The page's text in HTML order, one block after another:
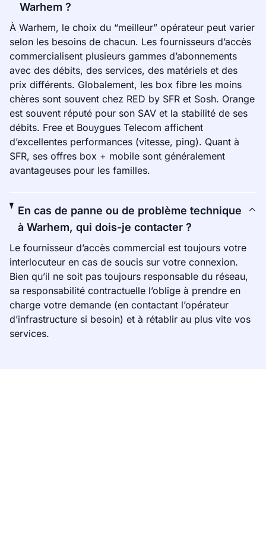
Warhem ?
À Warhem, le choix du “meilleur” opérateur peut varier
selon les besoins de chacun. Les fournisseurs d’accès
commercialisent plusieurs gammes d’abonnements
avec des débits, des services, des matériels et des
prix différents. Globalement, les box fibre les moins
chères sont souvent chez RED by SFR et Sosh. Orange
est souvent réputé pour son SAV et la stabilité de ses
débits. Free et Bouygues Telecom affichent
d’excellentes performances (vitesse, ping). Quant à
SFR, ses offres box + mobile sont généralement
avantageuses pour les familles.
En cas de panne ou de problème technique
à Warhem, qui dois-je contacter ?
Le fournisseur d’accès commercial est toujours votre
interlocuteur en cas de soucis sur votre connexion.
Bien qu’il ne soit pas toujours responsable du réseau,
sa responsabilité contractuelle l’oblige à prendre en
charge votre demande (en contactant l’opérateur
d’infrastructure si besoin) et à rétablir au plus vite vos
services.